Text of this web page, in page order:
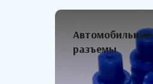
Автомобильные
разъемы